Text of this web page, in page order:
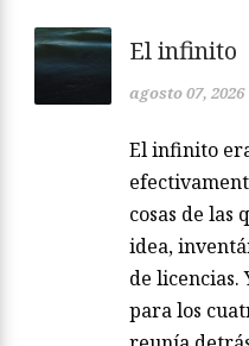
El infinito
agosto 07, 2026
El infinito
cosas de las
idea,
de licencias.
para los